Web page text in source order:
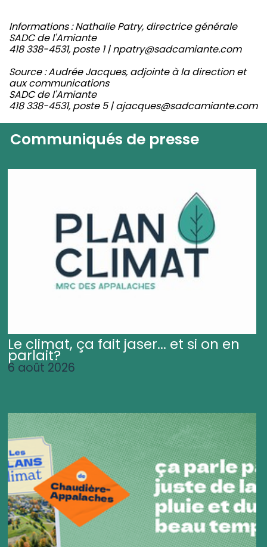
Informations : Nathalie Patry, directrice générale
SADC de l'Amiante
418 338-4531, poste 1 | npatry@sadcamiante.com
Source : Audrée Jacques, adjointe à la direction et
aux communications
SADC de l'Amiante
418 338-4531, poste 5 | ajacques@sadcamiante.com
Communiqués de presse
Le climat, ça fait jaser... et si on en
parlait?
6 août 2026